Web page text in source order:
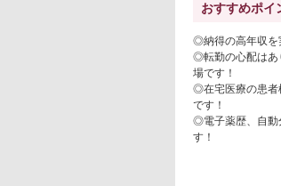
おすすめポイ
◎納得の高年収を
◎転勤の心配はあ
場です！
◎在宅医療の患者
です！
◎電子薬歴、自動
す！